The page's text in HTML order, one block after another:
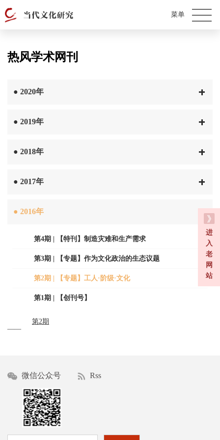
进
入
老
网
站
热风学术网刊
● 2020年
● 2019年
● 2018年
● 2017年
● 2016年
第4期 | 【特刊】制造灾难和生产需求
第3期 | 【专题】作为文化政治的生态议题
第2期 | 【专题】工人·阶级·文化
第1期 | 【创刊号】
——
第2期
微信公众号 Rss